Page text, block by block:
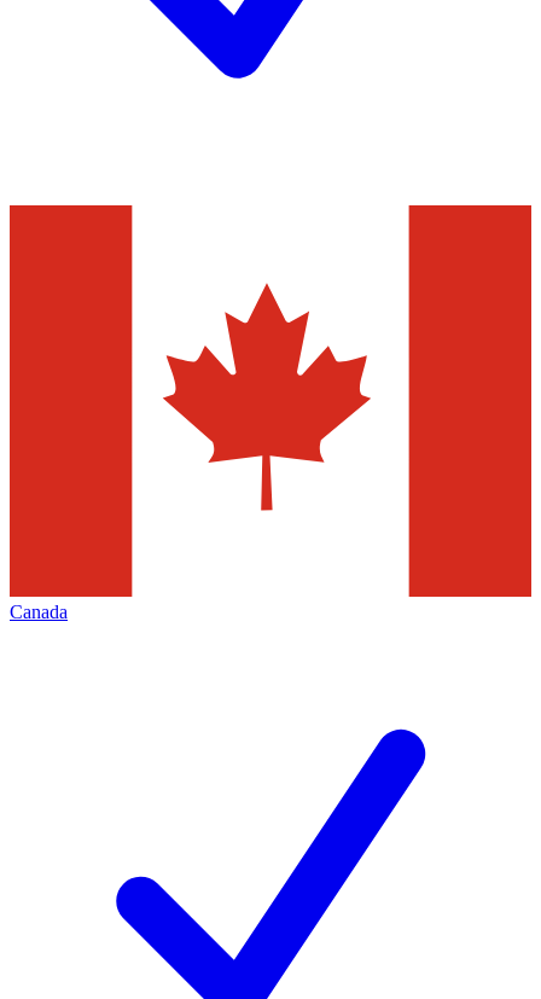
Canada